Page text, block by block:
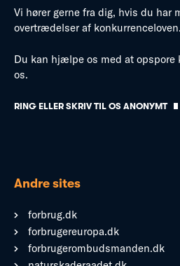
Vi hører gerne fra dig, hvis du har
overtrædelser af konkurrenceloven.
Du kan hjælpe os med at opspore
os.
RING ELLER SKRIV TIL OS ANONYMT
Andre sites
forbrug.dk
forbrugereuropa.dk
forbrugerombudsmanden.dk